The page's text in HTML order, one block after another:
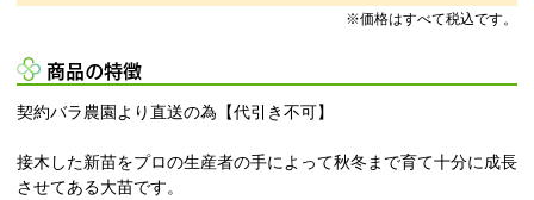
※価格はすべて税込です。
商品の特徴
契約バラ農園より直送の為【代引き不可】
接木した新苗をプロの生産者の手によって秋冬まで育て十分に成長
させてある大苗です。